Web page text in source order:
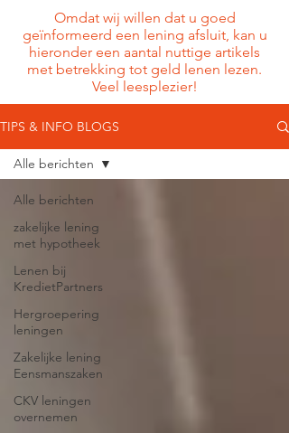
Omdat wij willen dat u goed
geïnformeerd een lening afsluit, kan u
hieronder een aantal nuttige artikels
met betrekking tot geld lenen lezen.
Veel leesplezier!
TIPS & INFO BLOGS
Alle berichten
zakelijke lening
met hypotheek
Lenen bij
KredietPartners
Hergroepering
leningen
Zakelijke lening
Eensmanszaken
CKV leningen
overnemen
Alle berichten